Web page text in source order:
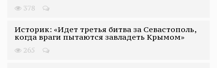
378
Историк: «Идет третья битва за Севастополь,
когда враги пытаются завладеть Крымом»
265